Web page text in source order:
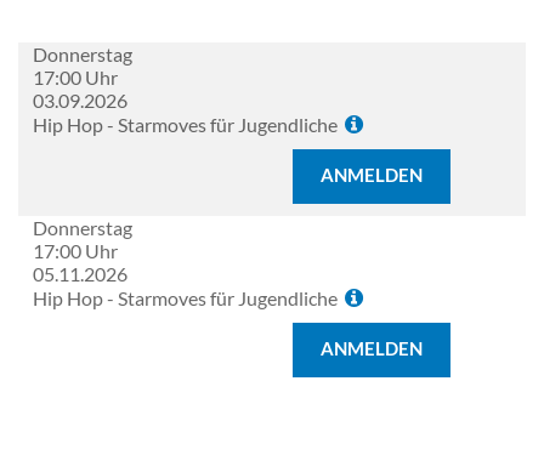
Donnerstag
17:00 Uhr
03.09.2026
Hip Hop - Starmoves für Jugendliche
ANMELDEN
Donnerstag
17:00 Uhr
05.11.2026
Hip Hop - Starmoves für Jugendliche
ANMELDEN